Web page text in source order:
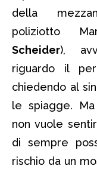
della
poliziotto
Scheider),
riguardo il
chiedendo al
le spiagge.
non vuole
di sempre
rischio da un